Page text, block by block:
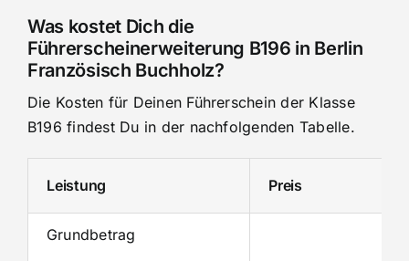
Was kostet Dich die
Führerscheinerweiterung B196 in Berlin
Französisch Buchholz?
Die Kosten für Deinen Führerschein der Klasse
B196 findest Du in der nachfolgenden Tabelle.
Leistung Preis
Grundbetrag